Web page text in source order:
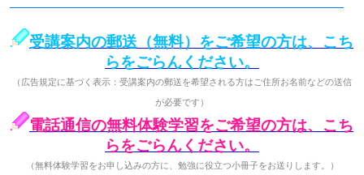
受講案内の郵送（無料）をご希望の方は、こち
らをごらんください。
（広告規定に基づく表示：受講案内の郵送を希望される方はご住所お名前などの送信
が必要です）
電話通信の無料体験学習をご希望の方は、こち
らをごらんください。
（無料体験学習をお申し込みの方に、勉強に役立つ小冊子をお送りします。）